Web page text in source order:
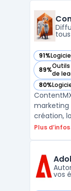
91%
— voir
89%de
— voir
80%
— voir
marketing
création,
contenus
Plus d’infos
vos